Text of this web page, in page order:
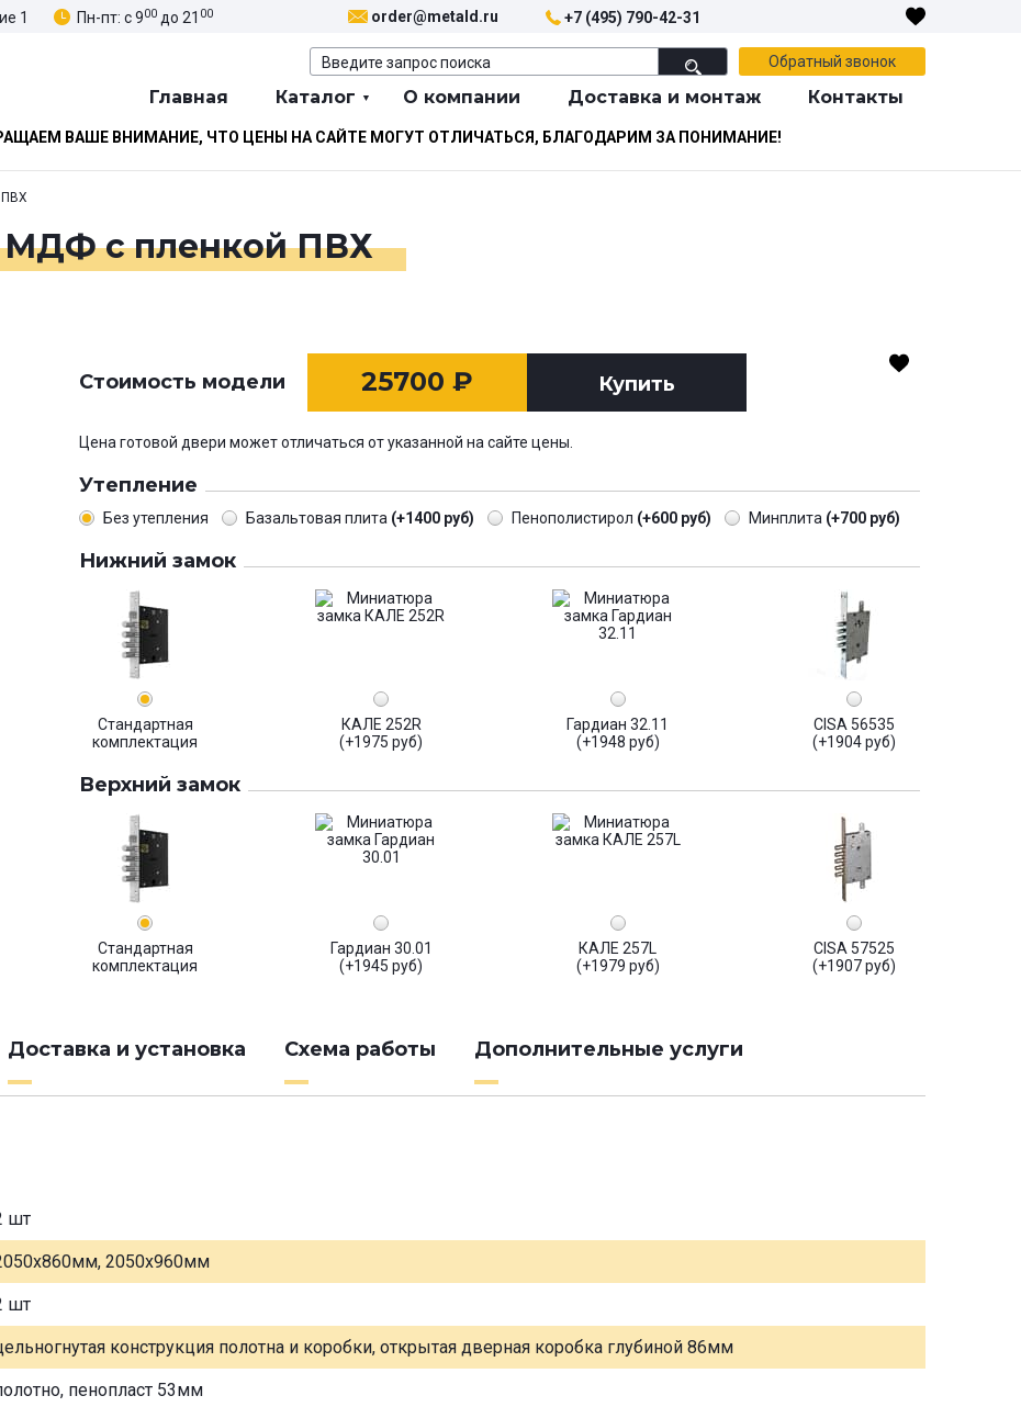
1 Пн-пт: с 900 до 21 00 order@metald.ru +7 (495) 790-42-31
Обратный звонок
Главная Каталог О компании Доставка и монтаж Контакты
ВАШЕ ВНИМАНИЕ, ЧТО ЦЕНЫ НА САЙТЕ МОГУТ ОТЛИЧАТЬСЯ, БЛАГОДАРИМ ЗА ПОНИМАНИЕ!
МДФ с пленкой ПВХ
Стоимость модели 25700 ₽ Купить
Цена готовой двери может отличаться от указанной на сайте цены.
Утепление
Без утепления Базальтовая плита (+1400 руб) Пенополистирол (+600 руб) Минплита (+700 руб)
Нижний замок
Стандартная
комплектация
КАЛЕ 252R
(+1975 руб)
Гардиан 32.11
(+1948 руб)
CISA 56535
(+1904 руб)
Верхний замок
Стандартная
комплектация
Гардиан 30.01
(+1945 руб)
КАЛЕ 257L
(+1979 руб)
CISA 57525
(+1907 руб)
Доставка и установка Схема работы Дополнительные услуги
шт
2050х960мм
шт
конструкция полотна и коробки, открытая дверная коробка глубиной 86мм
пенопласт 53мм